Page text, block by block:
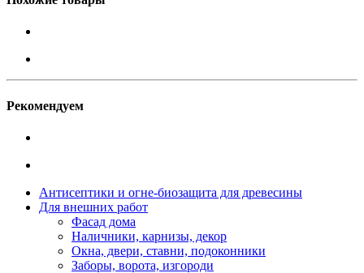
Рекомендуем
Антисептики и огне-биозащита для древесины
Для внешних работ
Фасад дома
Наличники, карнизы, декор
Окна, двери, ставни, подоконники
Заборы, ворота, изгороди